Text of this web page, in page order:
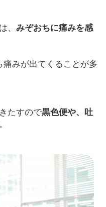
、みぞおちに痛みを感
みが出てくることが多
たすので黒色便や、吐